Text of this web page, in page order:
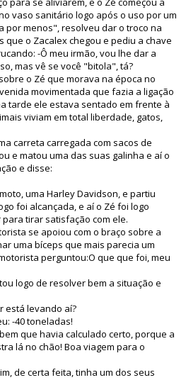
vaso sanitário logo após o uso por um
por menos", resolveu dar o troco na
que o Zacalex chegou e pediu a chave
-Ô meu irmão, vou lhe dar a
mas vê se você "bitola", tá?
o Zé que morava na época no
movimentada que fazia a ligação
tarde ele estava sentado em frente à
viviam em total liberdade, gatos,
carreta carregada com sacos de
e matou uma das suas galinha e aí o
e disse:
uma Harley Davidson, e partiu
foi alcançada, e aí o Zé foi logo
tirar satisfação com ele.
se apoiou com o braço sobre a
uma bíceps que mais parecia um
perguntou:O que que foi, meu
logo de resolver bem a situação e
está levando aí?
-40 toneladas!
que havia calculado certo, porque a
lá no chão! Boa viagem para o
de certa feita, tinha um dos seus